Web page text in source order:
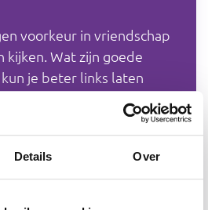
Details Over
voorkeur in vriendschap
kijken. Wat zijn goede
je beter links laten
naar eigenschappen:
welke niet? Je laat ervaren
je veilig voelen’.
maken en behouden.
dat ieder mens anders is,
jouw wens of behoefte